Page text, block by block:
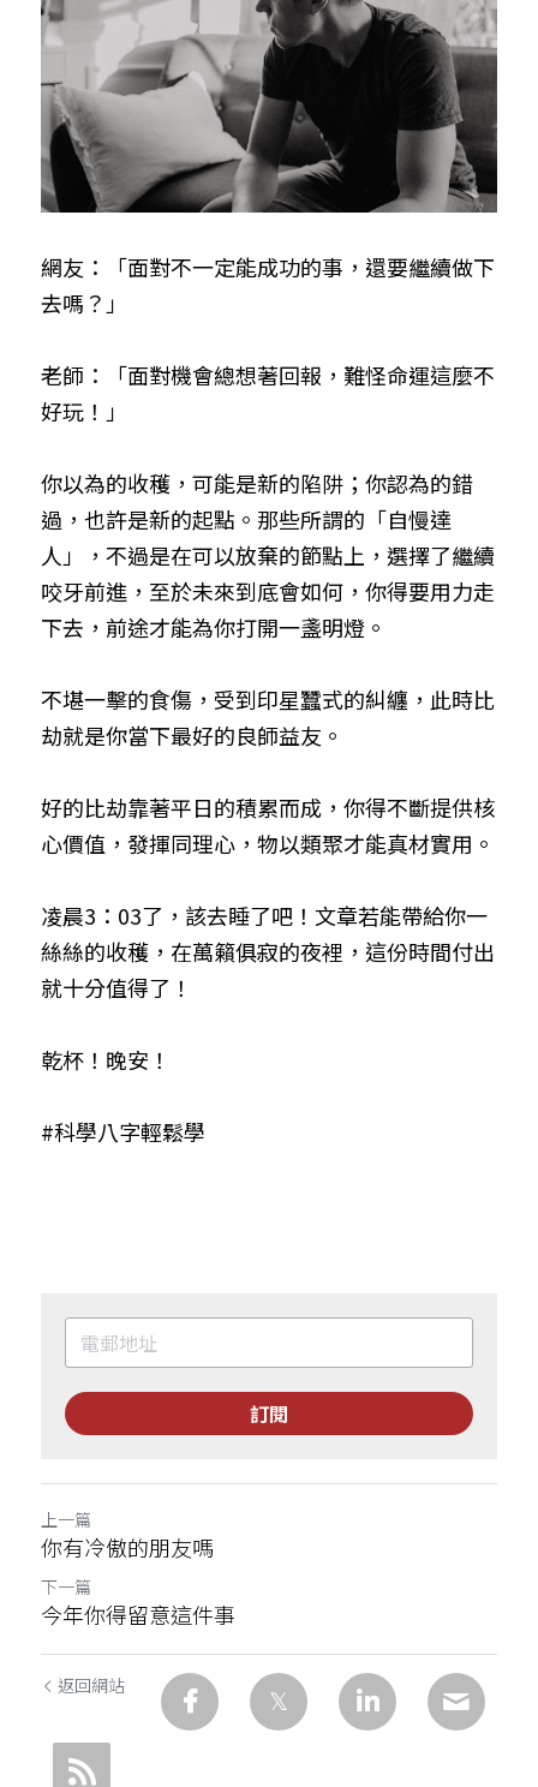
網友：「面對不一定能成功的事，還要繼續做下
去嗎？」
老師：「面對機會總想著回報，難怪命運這麼不
好玩！」
你以為的收穫，可能是新的陷阱；你認為的錯
過，也許是新的起點。那些所謂的「自慢達
人」，不過是在可以放棄的節點上，選擇了繼續
咬牙前進，至於未來到底會如何，你得要用力走
下去，前途才能為你打開一盞明燈。
不堪一擊的食傷，受到印星蠶式的糾纏，此時比
劫就是你當下最好的良師益友。
好的比劫靠著平日的積累而成，你得不斷提供核
心價值，發揮同理心，物以類聚才能真材實用。
凌晨3：03了，該去睡了吧！文章若能帶給你一
絲絲的收穫，在萬籟俱寂的夜裡，這份時間付出
就十分值得了！
乾杯！晚安！
#科學八字輕鬆學
訂閱
上一篇
你有冷傲的朋友嗎
下一篇
今年你得留意這件事
返回網站